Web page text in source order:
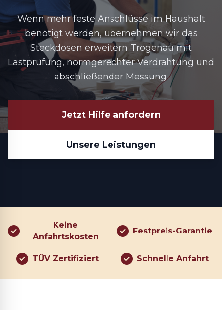
Wenn mehr feste Anschlüsse im Haushalt
benötigt werden, übernehmen wir das
Steckdosen erweitern Trogenau mit
Lastprüfung, normgerechter Verdrahtung und
abschließender Messung.
Jetzt Hilfe anfordern
Unsere Leistungen
Keine
Anfahrtskosten
Festpreis-Garantie
TÜV Zertifiziert Schnelle Anfahrt